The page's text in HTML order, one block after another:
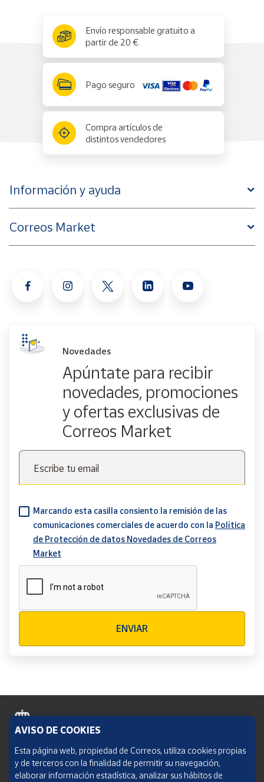
Envío responsable gratuito a
partir de 20 €
Pago seguro
Compra artículos de
distintos vendedores
Información y ayuda
Correos Market
Novedades
Apúntate para recibir
novedades, promociones
y ofertas exclusivas de
Correos Market
Escribe tu email
Marcando esta casilla consiento la remisión de las
comunicaciones comerciales de acuerdo con la Política
de Protección de datos Novedades de Correos
Market
ENVIAR
Política de cookies
Aviso legal
AVISO DE COOKIES
Esta página web, propiedad de Correos, utiliza cookies propias
y de terceros con la finalidad de permitir su navegación,
elaborar información estadística, analizar sus hábitos de